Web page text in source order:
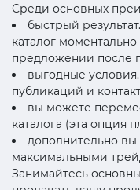
Среди основных
быстрый
каталог
предложении после
выгодные
публикаций и
вы можете
каталога (эта опция
дополнительно вы
максимальными
Занимайтесь